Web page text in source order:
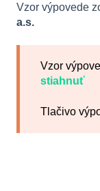
Vzor výpovede
a.s.
Vzor
stiahnuť
Tlačivo